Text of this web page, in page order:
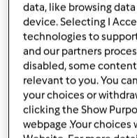
data, like browsing
device. Selecting I
technologies to
and our partners
disabled, some
relevant to you. You
your choices or
clicking the Show
webpage .Your